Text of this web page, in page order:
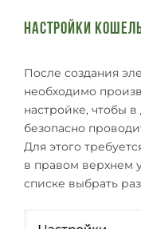
Настройки
После создания
необходимо
настройке, чтобы
безопасно
Для этого
в правом верхнем
списке выбрать